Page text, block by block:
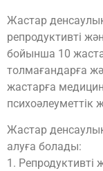
Жастар
репродуктивті
бойынша 10
толмағандарға
жастарға
психоәлеуметтік
Жастар
алуға болады:
1. Репродуктивті